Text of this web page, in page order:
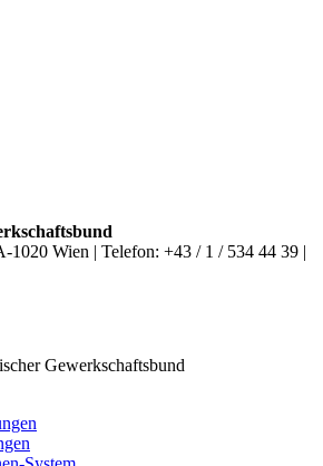
1020 Wien | Telefon: +43 / 1 / 534 44 39 |
Gewerkschaftsbund